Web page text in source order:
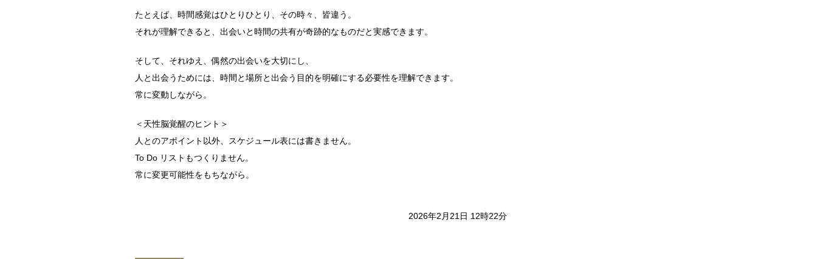
たとえば、時間感覚はひとりひとり、その時々、皆違う。
それが理解できると、出会いと時間の共有が奇跡的なものだと実感できます。
そして、それゆえ、偶然の出会いを大切にし、
人と出会うためには、時間と場所と出会う目的を明確にする必要性を理解できます。
常に変動しながら。
＜天性脳覚醒のヒント＞
人とのアポイント以外、スケジュール表には書きません。
To Do リストもつくりません。
常に変更可能性をもちながら。
2026年2月21日 12時22分